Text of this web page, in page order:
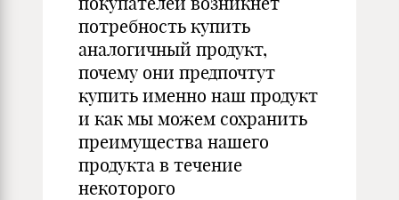
потребность купить
аналогичный продукт,
почему они предпочтут
купить именно наш продукт
и как мы можем сохранить
преимущества нашего
продукта в течение
некоторого